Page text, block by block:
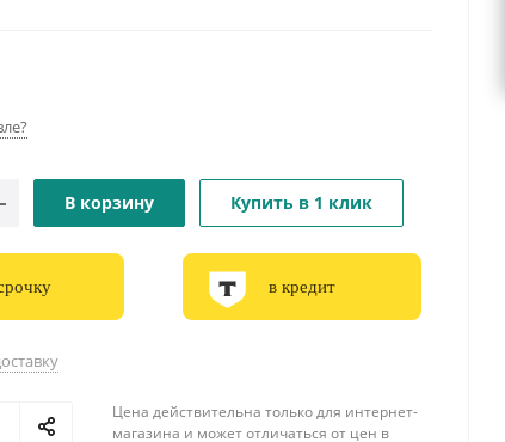
В корзину Купить в 1 клик
в кредит
Цена действительна только для интернет-
магазина и может отличаться от цен в